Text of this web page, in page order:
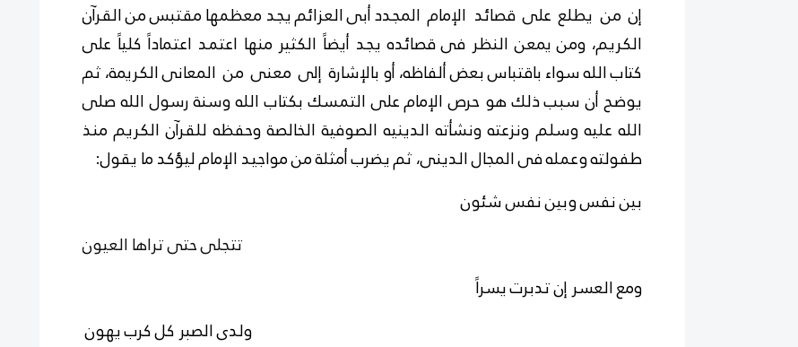
إن من يطلع على قصائد الإمام المجدد أبى العزائم يجد معظمها مقتبس من القرآن
الكريم، ومن يمعن النظر فى قصائده يجد أيضاً الكثير منها اعتمد اعتماداً كلياً على
كتاب الله سواء باقتباس بعض ألفاظه، أو بالإشارة إلى معنى من المعانى الكريمة، ثم
يوضح أن سبب ذلك هو حرص الإمام على التمسك بكتاب الله وسنة رسول الله صلى
الله عليه وسلم ونزعته ونشأته الدينيه الصوفية الخالصة وحفظه للقرآن الكريم منذ
طفولته وعمله فى المجال الدينى، ثم يضرب أمثلة من مواجيد الإمام ليؤكد ما يقول:
بين نفس وبين نفس شئون
تتجلى حتى تراها العيون
ومع العسر إن تدبرت يسراً
ولدى الصبر كل كرب يهون